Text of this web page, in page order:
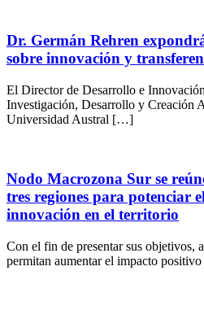
Dr. Germán Rehren
sobre innovación y
El Director de Desarrollo e
Investigación, Desarrollo y Creación
Universidad Austral […]
Nodo Macrozona Sur se
tres regiones para potenciar
innovación en el territorio
Con el fin de presentar sus objetivos,
permitan aumentar el impacto